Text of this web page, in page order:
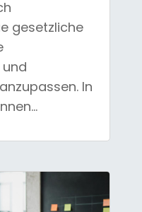
gesetzliche
In